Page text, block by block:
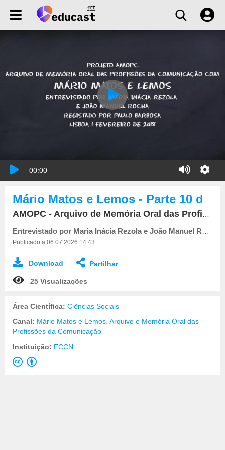
00:00
AMOPC - Arquivo de Memória Oral das Profissões da Comunicação
Entrevistado por Maria Inácia Rezola e João Manuel Rocha. Registado por Paulo Barbosa
Publicado a 06.07.2026 14:43
Download Partilhar
25 Visualizações
Área Científica: Ciências Sociais
Canal: Mário Matos e Lemos. Arquivo e Memória Oral das
Profissões da Comunicação
Instituição: FCCN